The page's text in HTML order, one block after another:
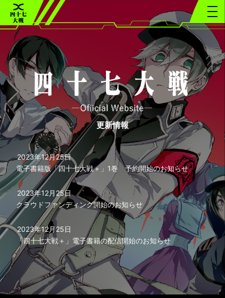
更新情報
2023年12月25日
電子書籍版「四十七大戦＋」1巻 予約開始のお知らせ
2023年12月25日
クラウドファンディング開始のお知らせ
2023年12月25日
「四十七大戦＋」電子書籍の配信開始のお知らせ